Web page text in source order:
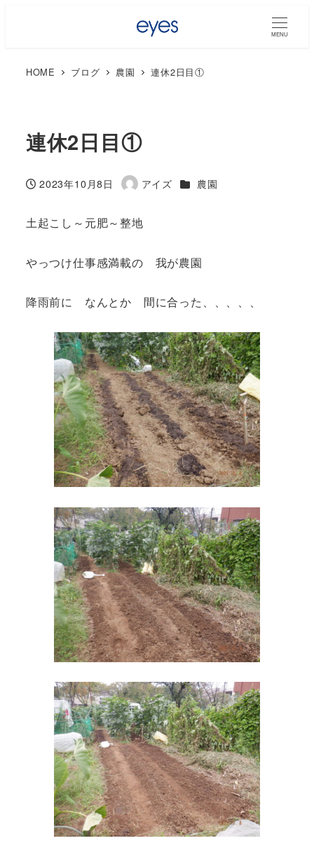
MENU
HOME ブログ 農園 連休2日目①
連休2日目①
投稿日
2023年10月8日
著
アイズ カテゴリー
農園
土起こし～元肥～整地
やっつけ仕事感満載の 我が農園
降雨前に なんとか 間に合った、、、、、